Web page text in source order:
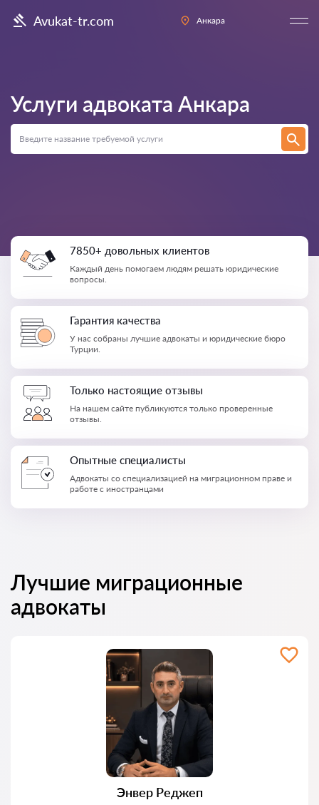
Avukat-tr.com Анкара
Услуги адвоката Анкара
7850+ довольных клиентов
Каждый день помогаем людям решать юридические
вопросы.
Гарантия качества
У нас собраны лучшие адвокаты и юридические бюро
Турции.
Только настоящие отзывы
На нашем сайте публикуются только проверенные
отзывы.
Опытные специалисты
Адвокаты со специализацией на миграционном праве и
работе с иностранцами
Лучшие миграционные
адвокаты
Энвер Реджеп